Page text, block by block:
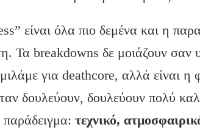
είναι όλα πιο δεμένα και η
Τα breakdowns δε μοιάζουν σαν
για deathcore, αλλά είναι η
δουλεύουν, δουλεύουν πολύ
παράδειγμα:τεχνικό,